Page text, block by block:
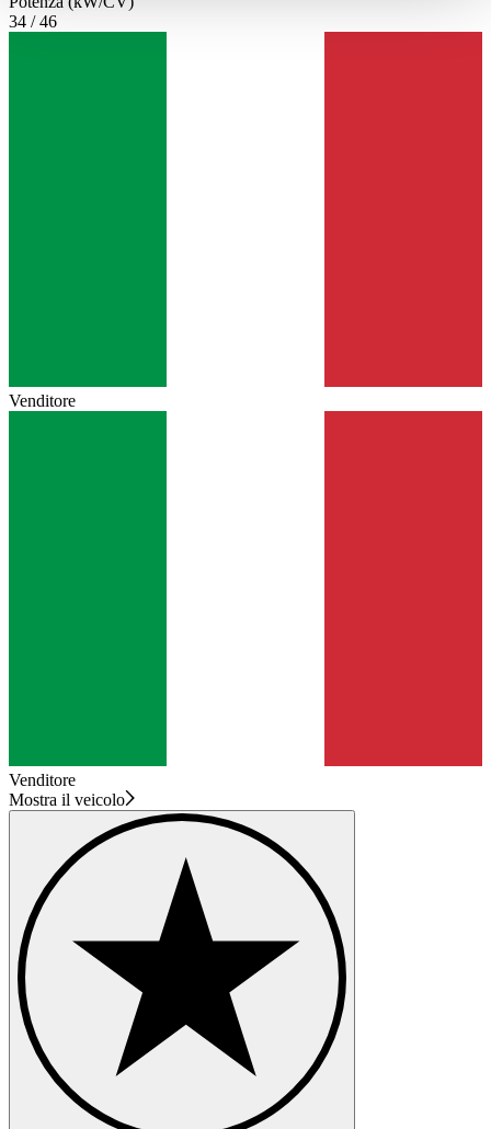
haben oder die sie im Rahmen Ihrer Nutzung der Dienste
gesammelt haben.
Datenschutzerklärung
34 / 46
Venditore
Venditore
Mostra il veicolo